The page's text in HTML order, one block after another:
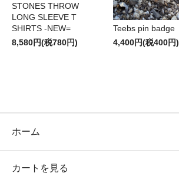
STONES THROW
LONG SLEEVE T
SHIRTS -NEW=
8,580円(税780円)
Teebs pin badge
4,400円(税400円)
ホーム
カートを見る